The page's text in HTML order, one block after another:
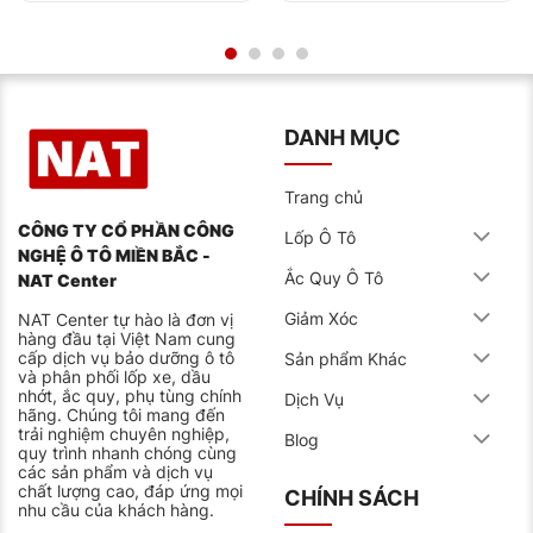
chạy đường nhựa đô thị.
275/40R22 Từ NAT Center
Dòng lốp Continental đã tích hợp những công nghệ
tiên tiến vào dòng lốp
ContiCrossContact LX:
Advanced Silica Compound
Hỗn hợp cao su thế hệ mới với hàm lượng silica cao
hơn 18% so với lốp thông thường, tăng cường độ bám
ma sát, cải thiện đáng kể mức tiêu thụ nhiên liệu cho
xe SUV.
Asymmetric Tread Design
Thiết kế gai lốp bất đối xứng độc đáo với vai ngoài
cứng cáp giúp xe bám cua tốt hơn 15% so với thiết kế
thông thường, trong khi vai trong được tối ưu với các
rãnh rộng hơn 8% để thoát nước hiệu quả trong mùa
mưa.
CÔNG TY CỔ PHẦN CÔNG
NGHỆ Ô TÔ MIỀN BẮC -
NAT Center
NAT Center tự hào là đơn vị
hàng đầu tại Việt Nam cung
cấp dịch vụ bảo dưỡng ô tô
và phân phối lốp xe, dầu
nhớt, ắc quy, phụ tùng chính
hãng. Chúng tôi mang đến
trải nghiệm chuyên nghiệp,
quy trình nhanh chóng cùng
các sản phẩm và dịch vụ
chất lượng cao, đáp ứng mọi
nhu cầu của khách hàng.
DANH MỤC
Trang chủ
Lốp Ô Tô
Ắc Quy Ô Tô
Giảm Xóc
Sản phẩm Khác
Dịch Vụ
Blog
CHÍNH SÁCH